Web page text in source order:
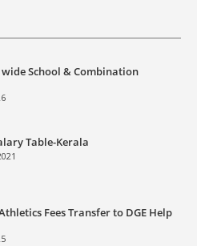
wide School & Combination
Table-Kerala
Fees Transfer to DGE Help